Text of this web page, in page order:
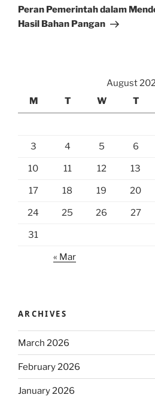
Post
Peran Pemerintah dalam
Hasil Bahan Pangan
August
M
T W T
3 4 5 6
10 11 12 13
17 18 19 20
24 25 26 27
31
« Mar
ARCHIVES
March 2026
February 2026
January 2026